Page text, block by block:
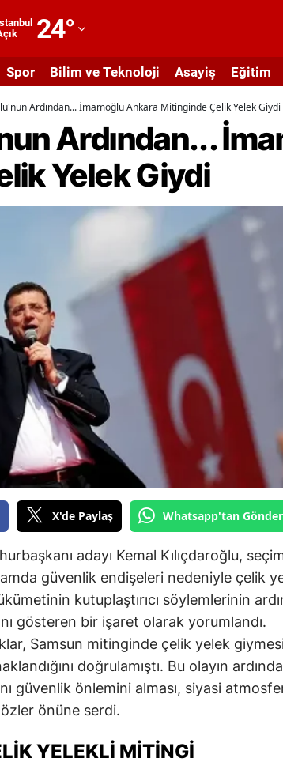
24°
Adıyaman
Afyonkarahisar
Ağrı
Amasya
Ankara
Aydın
Balıkesir
Bilecik
Bingöl
Bitlis
Bolu
Burdur
Bursa
Çanakkale
Çankırı
Çorum
Denizli
Diyarbakır
Elazığ
Spor Bilim ve Teknoloji Asayiş Eğitim
Ardından... İmamoğlu Ankara Mitinginde Çelik Yelek Giydi
Ardından...
Yelek Giydi
X'de Paylaş Whatsapp'tan Gönder
adayı Kemal Kılıçdaroğlu,
güvenlik endişeleri nedeniyle çelik
kutuplaştırıcı söylemlerinin
gösteren bir işaret olarak yorumlandı.
Samsun mitinginde çelik yelek
doğrulamıştı. Bu olayın
güvenlik önlemini alması, siyasi
önüne serdi.
YELEKLI MITINGI